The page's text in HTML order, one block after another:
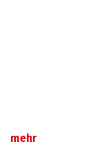
mehr